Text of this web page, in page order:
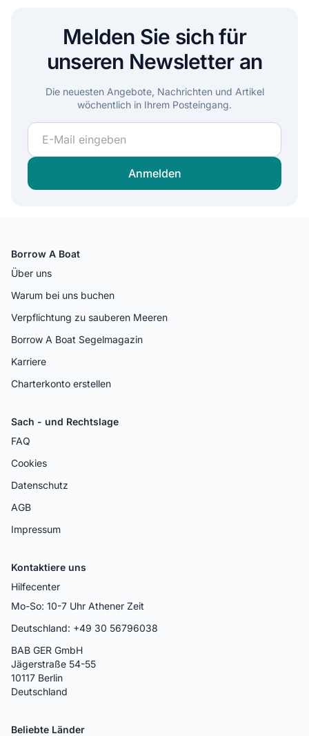
Melden Sie sich für
unseren Newsletter an
Die neuesten Angebote, Nachrichten und Artikel
wöchentlich in Ihrem Posteingang.
Werden Sie Teil unserer Segelcommunity und
Anmelden
Borrow A Boat
Über uns
Warum bei uns buchen
Verpflichtung zu sauberen Meeren
Borrow A Boat Segelmagazin
Karriere
Charterkonto erstellen
Sach - und Rechtslage
FAQ
Cookies
Datenschutz
AGB
Impressum
Kontaktiere uns
Hilfecenter
Mo-So: 10-7 Uhr Athener Zeit
Deutschland: +49 30 56796038
BAB GER GmbH
Jägerstraße 54-55
10117 Berlin
Deutschland
Beliebte Länder